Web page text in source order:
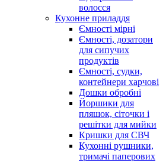
волосся
Кухонне приладдя
Ємності мірні
Ємності, дозатори
для сипучих
продуктів
Ємності, судки,
контейнери харчові
Дошки обробні
Йоршики для
пляшок, сіточки і
решітки для мийки
Кришки для СВЧ
Кухонні рушники,
тримачі паперових